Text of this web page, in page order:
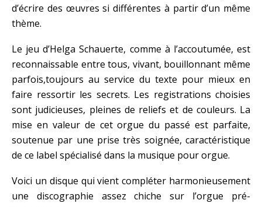
d’écrire des œuvres si différentes à partir d’un même
thème.
Le jeu d’Helga Schauerte, comme à l’accoutumée, est
reconnaissable entre tous, vivant, bouillonnant même
parfois,toujours au service du texte pour mieux en
faire ressortir les secrets. Les registrations choisies
sont judicieuses, pleines de reliefs et de couleurs. La
mise en valeur de cet orgue du passé est parfaite,
soutenue par une prise très soignée, caractéristique
de ce label spécialisé dans la musique pour orgue.
Voici un disque qui vient compléter harmonieusement
une discographie assez chiche sur l’orgue pré-